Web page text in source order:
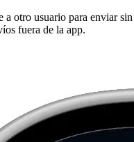
a otro usuario para enviar sin
fuera de la app.